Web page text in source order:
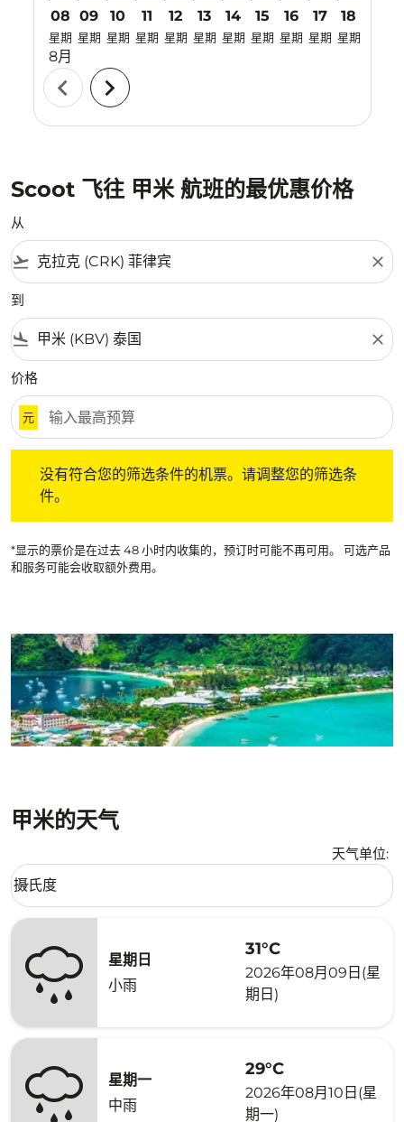
08
星期
8月
09
星期
10
星期
11
星期
12
星期
13
星期
14
星期
15
星期
16
星期
17
星期
18
星期
chevron_left chevron_right
Scoot 飞往 甲米 航班的最优惠价格
从
flight_takeoff close
到
flight_land close
价格
元
没有符合您的筛选条件的机票。请调整您的筛选条
件。
*显示的票价是在过去 48 小时内收集的，预订时可能不再可用。 可选产品
和服务可能会收取额外费用。
甲米的天气
天气单位:
Weather unit option 摄氏度 Selected
摄氏度
keyboard_arrow_down
星期日
小雨
31°C
2026年08月09日(星
期日)
星期一
中雨
29°C
2026年08月10日(星
期一)